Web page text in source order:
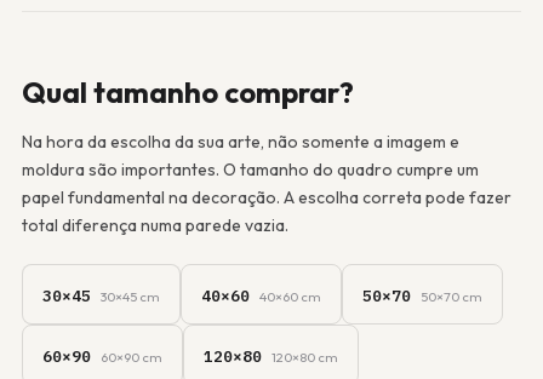
Qual tamanho comprar?
Na hora da escolha da sua arte, não somente a imagem e
moldura são importantes. O tamanho do quadro cumpre um
papel fundamental na decoração. A escolha correta pode fazer
total diferença numa parede vazia.
30×45 30×45 cm 40×60 40×60 cm 50×70 50×70 cm
60×90 60×90 cm 120×80 120×80 cm